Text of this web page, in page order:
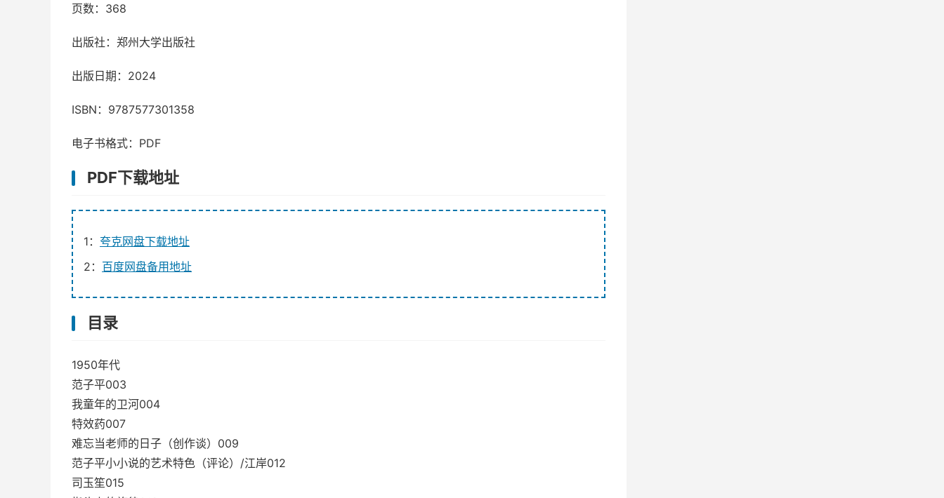
页数：368
出版社：郑州大学出版社
出版日期：2024
ISBN：9787577301358
电子书格式：PDF
PDF下载地址
1： 夸克网盘下载地址
2： 百度网盘备用地址
目录
1950年代
范子平003
我童年的卫河004
特效药007
难忘当老师的日子（创作谈）009
范子平小小说的艺术特色（评论）/江岸012
司玉笙015